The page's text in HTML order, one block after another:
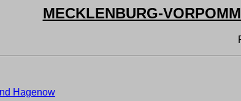
MECKLENBURG-
Hagenow